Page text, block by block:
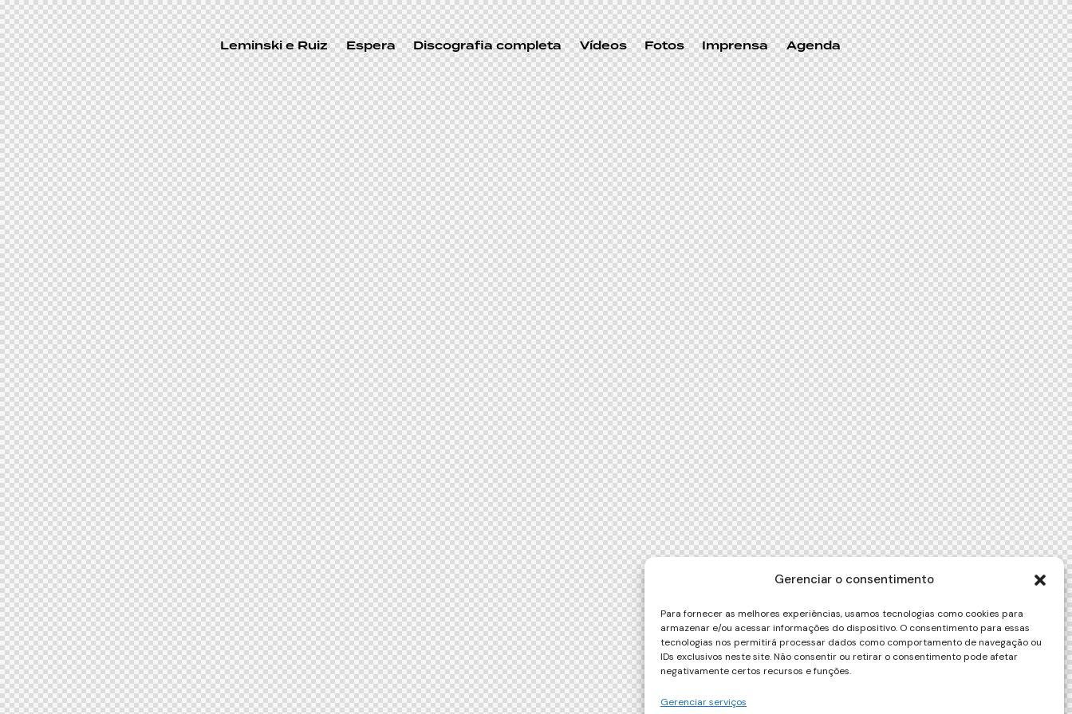
Gerenciar o consentimento
Para fornecer as melhores experiências, usamos tecnologias como cookies para
armazenar e/ou acessar informações do dispositivo. O consentimento para essas
tecnologias nos permitirá processar dados como comportamento de navegação ou
IDs exclusivos neste site. Não consentir ou retirar o consentimento pode afetar
negativamente certos recursos e funções.
Gerenciar serviços
Leminski e Ruiz Espera Discografia completa Vídeos Fotos Imprensa Agenda